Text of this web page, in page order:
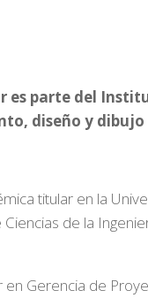
es parte del
diseño y
titular en la
de la
Gerencia de